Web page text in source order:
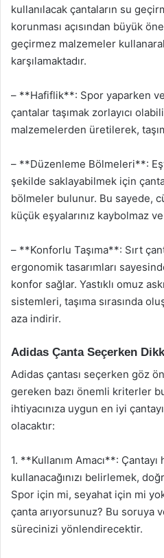
kullanılacak çantaların su
korunması açısından büyük
geçirmez malzemeler
karşılamaktadır.
– **Hafiflik**: Spor yaparken
çantalar taşımak zorlayıcı
malzemelerden üretilerek,
– **Düzenleme Bölmeleri**:
şekilde saklayabilmek için
bölmeler bulunur. Bu sayede,
küçük eşyalarınız kaybolmaz
– **Konforlu Taşıma**: Sırt
ergonomik tasarımları
konfor sağlar. Yastıklı omuz
sistemleri, taşıma sırasında
aza indirir.
Adidas Çanta Seçerken
Adidas çantası seçerken göz
gereken bazı önemli kriterler
ihtiyacınıza uygun en iyi
olacaktır:
1. **Kullanım Amacı**: Çantayı
kullanacağınızı belirlemek,
Spor için mi, seyahat için mi
çanta arıyorsunuz? Bu soruya
sürecinizi yönlendirecektir.